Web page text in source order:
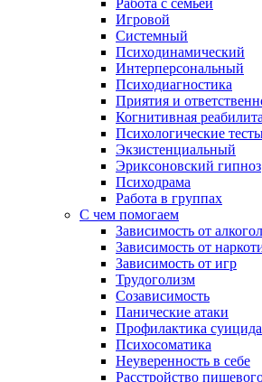
Работа с семьей
Игровой
Системный
Психодинамический
Интерперсональный
Психодиагностика
Приятия и
Когнитивная
Психологические
Экзистенциальный
Эриксоновский гипноз
Психодрама
Работа в группах
С чем помогаем
Зависимость от
Зависимость от
Зависимость от игр
Трудоголизм
Созависимость
Панические атаки
Профилактика суицида
Психосоматика
Неуверенность в себе
Расстройство